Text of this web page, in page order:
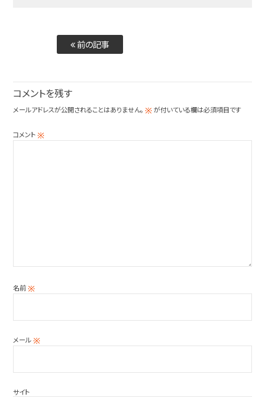
前の記事
コメントを残す
メールアドレスが公開されることはありません。 ※が付いている欄は必須項目です
コメント※
名前※
メール※
サイト